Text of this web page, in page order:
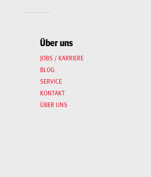
Über uns
JOBS / KARRIERE
BLOG
SERVICE
KONTAKT
ÜBER UNS